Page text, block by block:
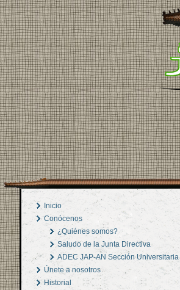
Inicio
Conócenos
¿Quiénes somos?
Saludo de la Junta Directiva
ADEC JAP-AN Sección Universitaria
Únete a nosotros
Historial